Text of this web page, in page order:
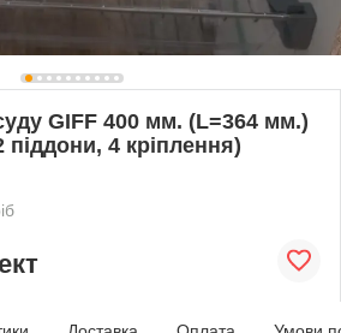
GIFF 400 мм. (L=364 мм.)
4 кріплення)